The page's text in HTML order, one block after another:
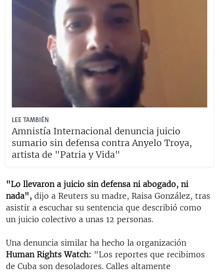
LEE TAMBIÉN
Amnistía Internacional denuncia juicio
sumario sin defensa contra Anyelo Troya,
artista de "Patria y Vida"
"Lo llevaron a juicio sin defensa ni abogado, ni
nada", dijo a Reuters su madre, Raisa González, tras
asistir a escuchar su sentencia que describió como
un juicio colectivo a unas 12 personas.
Una denuncia similar ha hecho la organización
Human Rights Watch: "Los reportes que recibimos
de Cuba son desoladores. Calles altamente